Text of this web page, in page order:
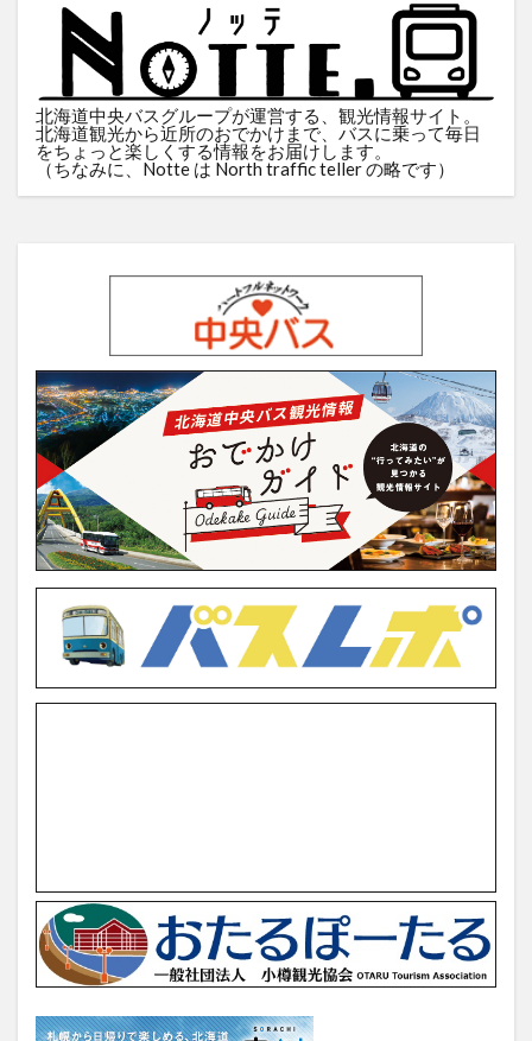
北海道中央バスグループが運営する、観光情報サイト。
北海道観光から近所のおでかけまで、バスに乗って毎日
をちょっと楽しくする情報をお届けします。
（ちなみに、Notte は North traffic teller の略です）